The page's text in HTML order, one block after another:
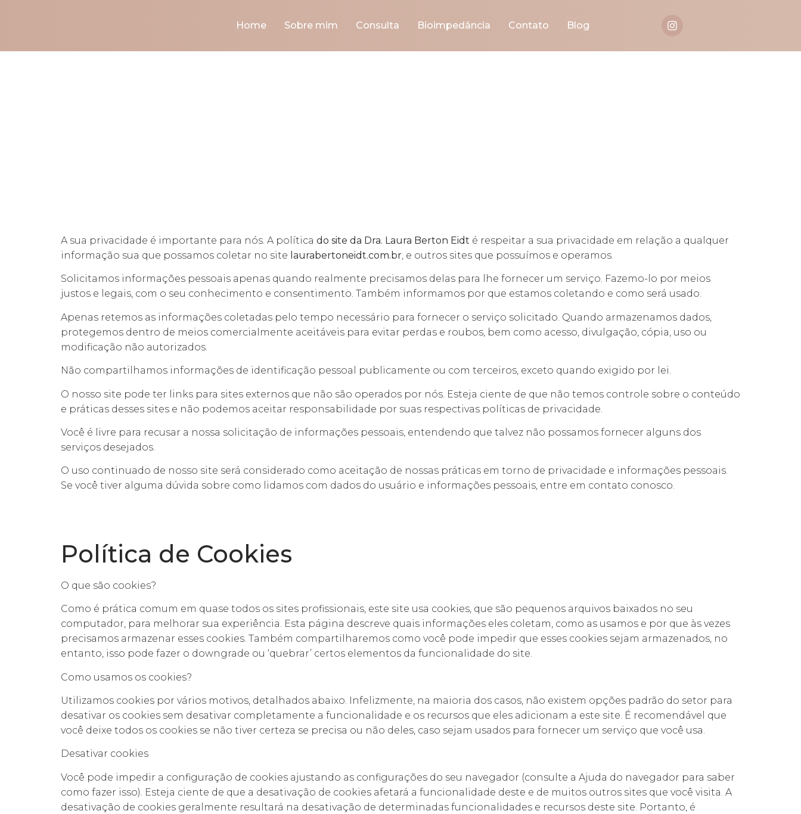
Home Sobre mim Consulta Bioimpedância Contato Blog
A sua privacidade é importante para nós. A política do site da Dra. Laura Berton Eidt é respeitar a sua privacidade em relação a qualquer
informação sua que possamos coletar no site laurabertoneidt.com.br, e outros sites que possuímos e operamos.
Solicitamos informações pessoais apenas quando realmente precisamos delas para lhe fornecer um serviço. Fazemo-lo por meios
justos e legais, com o seu conhecimento e consentimento. Também informamos por que estamos coletando e como será usado.
Apenas retemos as informações coletadas pelo tempo necessário para fornecer o serviço solicitado. Quando armazenamos dados,
protegemos dentro de meios comercialmente aceitáveis ​​para evitar perdas e roubos, bem como acesso, divulgação, cópia, uso ou
modificação não autorizados.
Não compartilhamos informações de identificação pessoal publicamente ou com terceiros, exceto quando exigido por lei.
O nosso site pode ter links para sites externos que não são operados por nós. Esteja ciente de que não temos controle sobre o conteúdo
e práticas desses sites e não podemos aceitar responsabilidade por suas respectivas políticas de privacidade.
Você é livre para recusar a nossa solicitação de informações pessoais, entendendo que talvez não possamos fornecer alguns dos
serviços desejados.
O uso continuado de nosso site será considerado como aceitação de nossas práticas em torno de privacidade e informações pessoais.
Se você tiver alguma dúvida sobre como lidamos com dados do usuário e informações pessoais, entre em contato conosco.
Política de Cookies
O que são cookies?
Como é prática comum em quase todos os sites profissionais, este site usa cookies, que são pequenos arquivos baixados no seu
computador, para melhorar sua experiência. Esta página descreve quais informações eles coletam, como as usamos e por que às vezes
precisamos armazenar esses cookies. Também compartilharemos como você pode impedir que esses cookies sejam armazenados, no
entanto, isso pode fazer o downgrade ou ‘quebrar’ certos elementos da funcionalidade do site.
Como usamos os cookies?
Utilizamos cookies por vários motivos, detalhados abaixo. Infelizmente, na maioria dos casos, não existem opções padrão do setor para
desativar os cookies sem desativar completamente a funcionalidade e os recursos que eles adicionam a este site. É recomendável que
você deixe todos os cookies se não tiver certeza se precisa ou não deles, caso sejam usados ​​para fornecer um serviço que você usa.
Desativar cookies
Você pode impedir a configuração de cookies ajustando as configurações do seu navegador (consulte a Ajuda do navegador para saber
como fazer isso). Esteja ciente de que a desativação de cookies afetará a funcionalidade deste e de muitos outros sites que você visita. A
desativação de cookies geralmente resultará na desativação de determinadas funcionalidades e recursos deste site. Portanto, é